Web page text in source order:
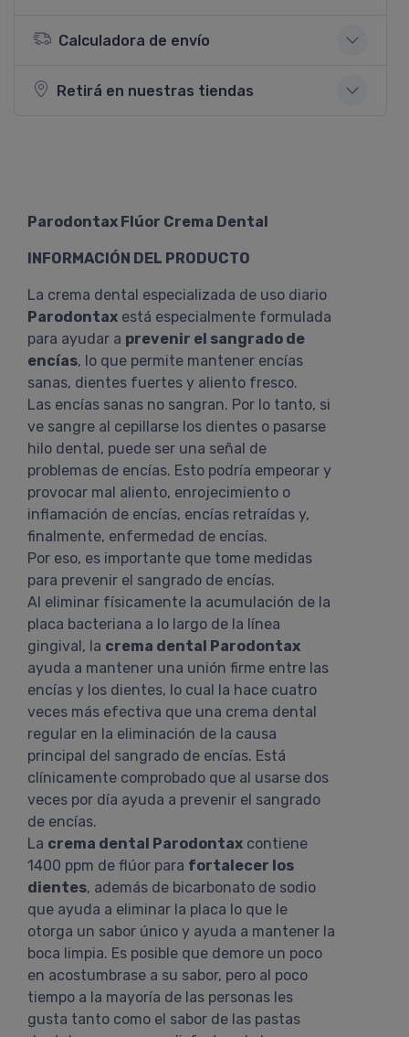
Calculadora de envío
Retirá en nuestras tiendas
Parodontax Flúor Crema Dental
INFORMACIÓN DEL PRODUCTO
La crema dental especializada de uso diario
Parodontax está especialmente formulada
para ayudar a prevenir el sangrado de
encías, lo que permite mantener encías
sanas, dientes fuertes y aliento fresco.
Las encías sanas no sangran. Por lo tanto, si
ve sangre al cepillarse los dientes o pasarse
hilo dental, puede ser una señal de
problemas de encías. Esto podría empeorar y
provocar mal aliento, enrojecimiento o
inflamación de encías, encías retraídas y,
finalmente, enfermedad de encías.
Por eso, es importante que tome medidas
para prevenir el sangrado de encías.
Al eliminar físicamente la acumulación de la
placa bacteriana a lo largo de la línea
gingival, la crema dental Parodontax
ayuda a mantener una unión firme entre las
encías y los dientes, lo cual la hace cuatro
veces más efectiva que una crema dental
regular en la eliminación de la causa
principal del sangrado de encías. Está
clínicamente comprobado que al usarse dos
veces por día ayuda a prevenir el sangrado
de encías.
La crema dental Parodontax contiene
1400 ppm de flúor para fortalecer los
dientes, además de bicarbonato de sodio
que ayuda a eliminar la placa lo que le
otorga un sabor único y ayuda a mantener la
boca limpia. Es posible que demore un poco
en acostumbrase a su sabor, pero al poco
tiempo a la mayoría de las personas les
gusta tanto como el sabor de las pastas